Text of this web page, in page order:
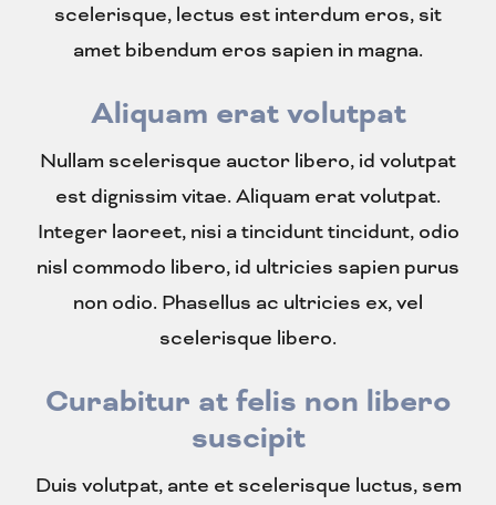
scelerisque, lectus est interdum eros, sit
amet bibendum eros sapien in magna.
Aliquam erat volutpat
Nullam scelerisque auctor libero, id volutpat
est dignissim vitae. Aliquam erat volutpat.
Integer laoreet, nisi a tincidunt tincidunt, odio
nisl commodo libero, id ultricies sapien purus
non odio. Phasellus ac ultricies ex, vel
scelerisque libero.
Curabitur at felis non libero
suscipit
Duis volutpat, ante et scelerisque luctus, sem